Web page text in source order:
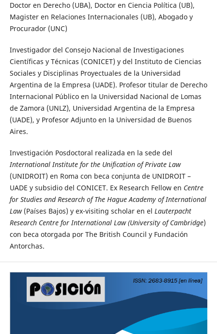
Doctor en Derecho (UBA), Doctor en Ciencia Política (UB),
Magister en Relaciones Internacionales (UB), Abogado y
Procurador (UNC)
Investigador del Consejo Nacional de Investigaciones
Científicas y Técnicas (CONICET) y del Instituto de Ciencias
Sociales y Disciplinas Proyectuales de la Universidad
Argentina de la Empresa (UADE). Profesor titular de Derecho
Internacional Público en la Universidad Nacional de Lomas
de Zamora (UNLZ), Universidad Argentina de la Empresa
(UADE), y Profesor Adjunto en la Universidad de Buenos
Aires.
Investigación Posdoctoral realizada en la sede del
International Institute for the Unification of Private Law
(UNIDROIT) en Roma con beca conjunta de UNIDROIT –
UADE y subsidio del CONICET. Ex Research Fellow en Centre
for Studies and Research of The Hague Academy of International
Law(Países Bajos) y ex-visiting scholar en el Lauterpacht
Research Centre for International Law (University of Cambridge)
con beca otorgada por The British Council y Fundación
Antorchas.